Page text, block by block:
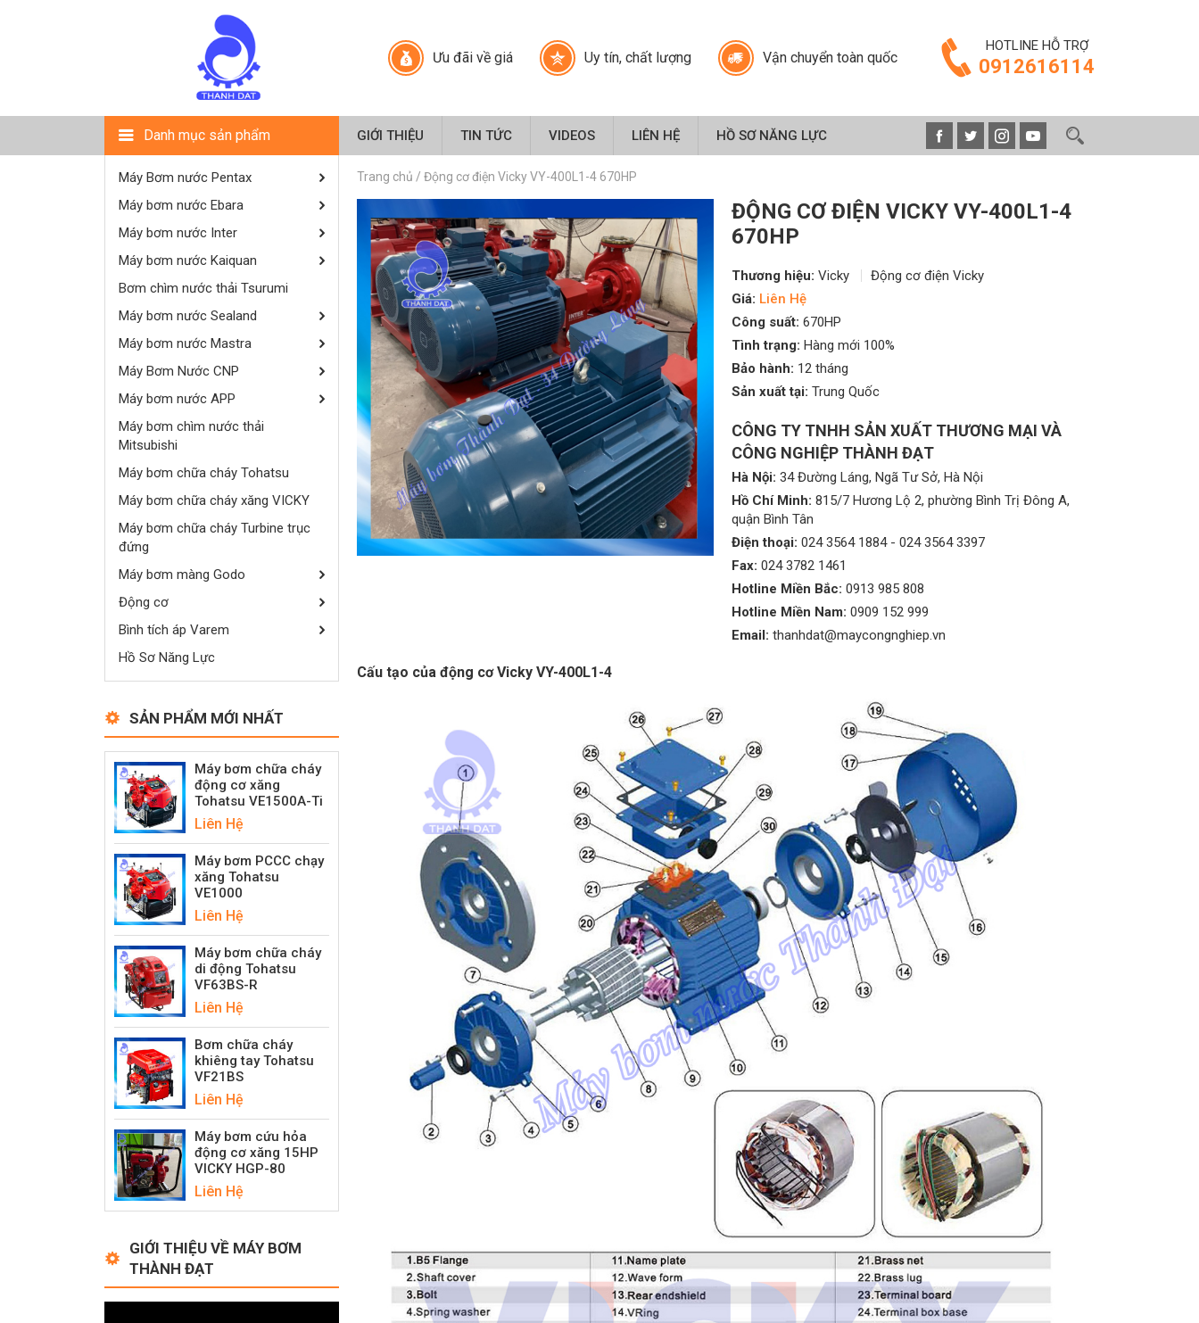
Ưu đãi về giá Uy tín, chất lượng Vận chuyển toàn quốc
HOTLINE HỖ TRỢ
0912616114
Danh mục sản phẩm GIỚI THIỆU TIN TỨC VIDEOS LIÊN HỆ HỒ SƠ NĂNG LỰC
Máy Bơm nước Pentax
Máy bơm nước Ebara
Máy bơm nước Inter
Máy bơm nước Kaiquan
Bơm chìm nước thải Tsurumi
Máy bơm nước Sealand
Máy bơm nước Mastra
Máy Bơm Nước CNP
Máy bơm nước APP
Máy bơm chìm nước thải
Mitsubishi
Máy bơm chữa cháy Tohatsu
Máy bơm chữa cháy xăng VICKY
Máy bơm chữa cháy Turbine trục
đứng
Máy bơm màng Godo
Động cơ
Bình tích áp Varem
Hồ Sơ Năng Lực
SẢN PHẨM MỚI NHẤT
Máy bơm chữa cháy
động cơ xăng
Tohatsu VE1500A-Ti
Liên Hệ
Máy bơm PCCC chạy
xăng Tohatsu
VE1000
Liên Hệ
Máy bơm chữa cháy
di động Tohatsu
VF63BS-R
Liên Hệ
Bơm chữa cháy
khiêng tay Tohatsu
VF21BS
Liên Hệ
Máy bơm cứu hỏa
động cơ xăng 15HP
VICKY HGP-80
Liên Hệ
GIỚI THIỆU VỀ MÁY BƠM
THÀNH ĐẠT
Trang chủ / Động cơ điện Vicky VY-400L1-4 670HP
ĐỘNG CƠ ĐIỆN VICKY VY-400L1-4
670HP
Thương hiệu: Vicky
Động cơ điện Vicky
Giá: Liên Hệ
Công suất: 670HP
Tình trạng: Hàng mới 100%
Bảo hành: 12 tháng
Sản xuất tại: Trung Quốc
CÔNG TY TNHH SẢN XUẤT THƯƠNG MẠI VÀ
CÔNG NGHIỆP THÀNH ĐẠT
Hà Nội: 34 Đường Láng, Ngã Tư Sở, Hà Nội
Hồ Chí Minh: 815/7 Hương Lộ 2, phường Bình Trị Đông A,
quận Bình Tân
Điện thoại: 024 3564 1884- 024 3564 3397
Fax: 024 3782 1461
Hotline Miền Bắc: 0913 985 808
Hotline Miền Nam: 0909 152 999
Email: thanhdat@maycongnghiep.vn
Cấu tạo của động cơ Vicky VY-400L1-4